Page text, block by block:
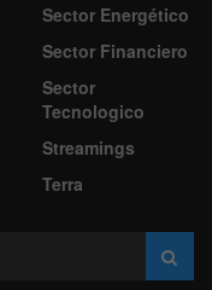
Sector Energético
Sector Financiero
Sector
Tecnologico
Streamings
Terra